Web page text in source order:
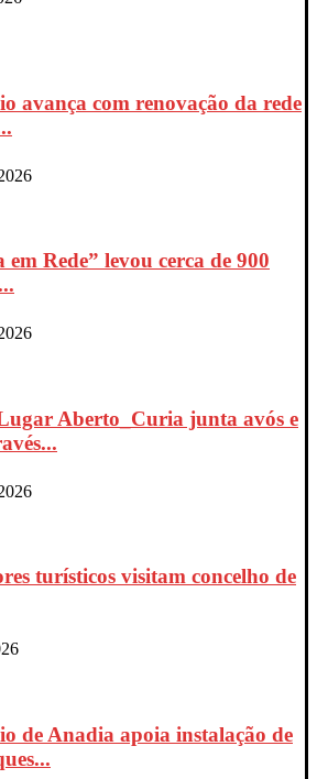
avança com renovação da rede
em Rede” levou cerca de 900
Aberto_Curia junta avós e
turísticos visitam concelho de
de Anadia apoia instalação de